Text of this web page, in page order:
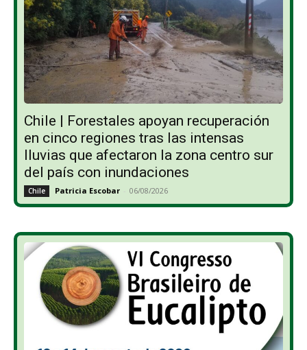
Chile | Forestales apoyan recuperación
en cinco regiones tras las intensas
lluvias que afectaron la zona centro sur
del país con inundaciones
Chile Patricia Escobar - 06/08/2026